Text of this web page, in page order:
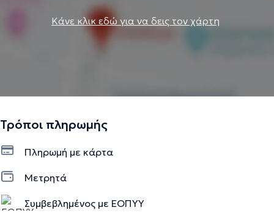
Κάνε κλικ εδώ για να δεις τον χάρτη
Τρόποι πληρωμής
Πληρωμή με κάρτα
Μετρητά
Συμβεβλημένος με ΕΟΠΥΥ